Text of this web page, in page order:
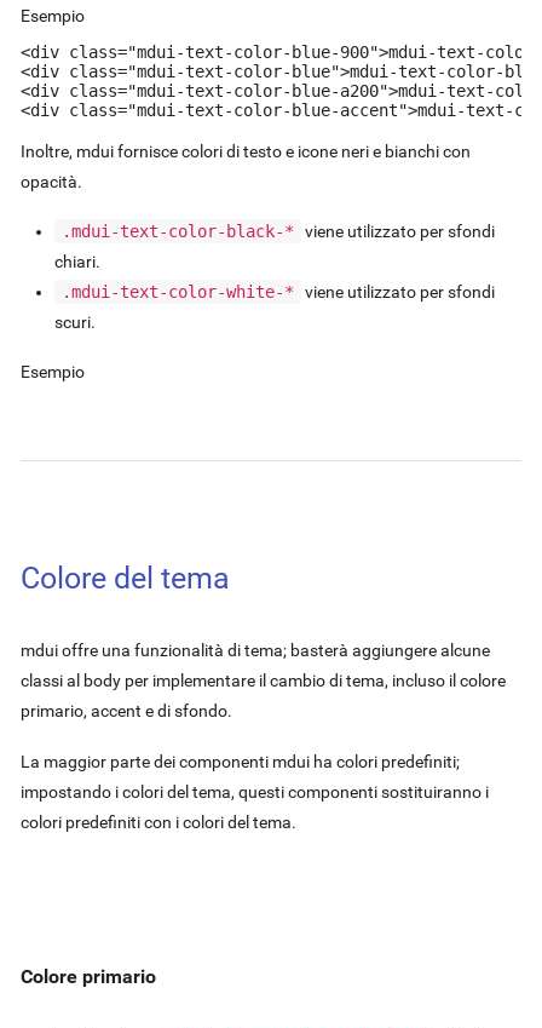
Esempio
<div class="mdui-text-color-blue-900">mdui-text-
<div class="mdui-text-color-blue">mdui-text-color-
<div class="mdui-text-color-blue-a200">mdui-text-
<div class="mdui-text-color-blue-accent">mdui-text-
Inoltre, mdui fornisce colori di testo e icone neri e bianchi con
opacità.
.mdui-text-color-black-*
viene utilizzato per sfondi
chiari.
.mdui-text-color-white-*
viene utilizzato per sfondi
scuri.
Esempio
Colore del tema
mdui offre una funzionalità di tema; basterà aggiungere alcune
classi al body per implementare il cambio di tema, incluso il colore
primario, accent e di sfondo.
La maggior parte dei componenti mdui ha colori predefiniti;
impostando i colori del tema, questi componenti sostituiranno i
colori predefiniti con i colori del tema.
Colore primario